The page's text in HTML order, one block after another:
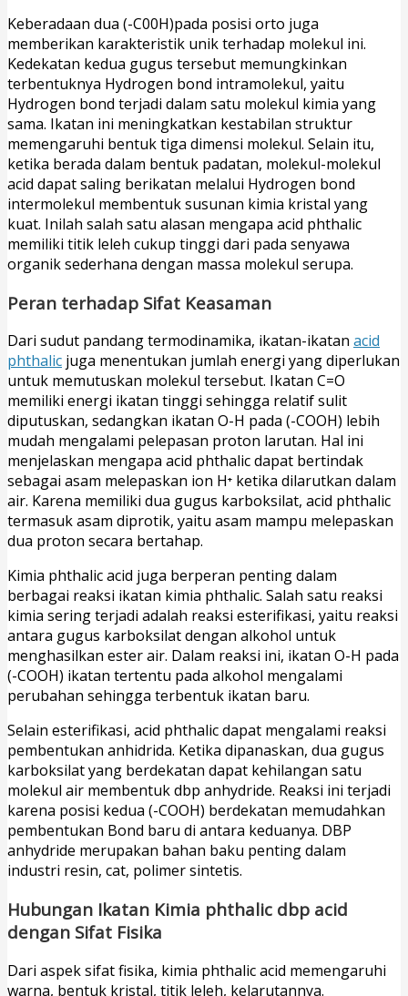
Keberadaan dua (-C00H)pada posisi orto juga
memberikan karakteristik unik terhadap molekul ini.
Kedekatan kedua gugus tersebut memungkinkan
terbentuknya Hydrogen bond intramolekul, yaitu
Hydrogen bond terjadi dalam satu molekul kimia yang
sama. Ikatan ini meningkatkan kestabilan struktur
memengaruhi bentuk tiga dimensi molekul. Selain itu,
ketika berada dalam bentuk padatan, molekul-molekul
acid dapat saling berikatan melalui Hydrogen bond
intermolekul membentuk susunan kimia kristal yang
kuat. Inilah salah satu alasan mengapa acid phthalic
memiliki titik leleh cukup tinggi dari pada senyawa
organik sederhana dengan massa molekul serupa.
Peran terhadap Sifat Keasaman
Dari sudut pandang termodinamika, ikatan-ikatan acid
phthalic juga menentukan jumlah energi yang diperlukan
untuk memutuskan molekul tersebut. Ikatan C=O
memiliki energi ikatan tinggi sehingga relatif sulit
diputuskan, sedangkan ikatan O-H pada (-COOH) lebih
mudah mengalami pelepasan proton larutan. Hal ini
menjelaskan mengapa acid phthalic dapat bertindak
sebagai asam melepaskan ion H⁺ ketika dilarutkan dalam
air. Karena memiliki dua gugus karboksilat, acid phthalic
termasuk asam diprotik, yaitu asam mampu melepaskan
dua proton secara bertahap.
Kimia phthalic acid juga berperan penting dalam
berbagai reaksi ikatan kimia phthalic. Salah satu reaksi
kimia sering terjadi adalah reaksi esterifikasi, yaitu reaksi
antara gugus karboksilat dengan alkohol untuk
menghasilkan ester air. Dalam reaksi ini, ikatan O-H pada
(-COOH) ikatan tertentu pada alkohol mengalami
perubahan sehingga terbentuk ikatan baru.
Selain esterifikasi, acid phthalic dapat mengalami reaksi
pembentukan anhidrida. Ketika dipanaskan, dua gugus
karboksilat yang berdekatan dapat kehilangan satu
molekul air membentuk dbp anhydride. Reaksi ini terjadi
karena posisi kedua (-COOH) berdekatan memudahkan
pembentukan Bond baru di antara keduanya. DBP
anhydride merupakan bahan baku penting dalam
industri resin, cat, polimer sintetis.
Hubungan Ikatan Kimia phthalic dbp acid
dengan Sifat Fisika
Dari aspek sifat fisika, kimia phthalic acid memengaruhi
warna, bentuk kristal, titik leleh, kelarutannya.